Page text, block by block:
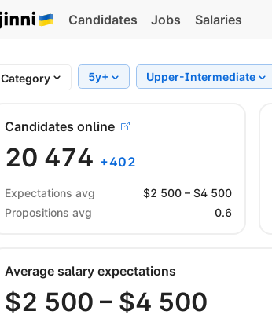
Candidates Jobs Salaries
Category 5y+ Upper-Intermediate
Candidates online
20 474 +402
Expectations avg $2 500 – $4 500
Propositions avg
0.6
Average salary expectations
$2 500 – $4 500